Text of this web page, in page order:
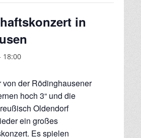
in
18:00
von der Rödinghausener
hoch 3“ und die
Oldendorf
ein großes
Es spielen